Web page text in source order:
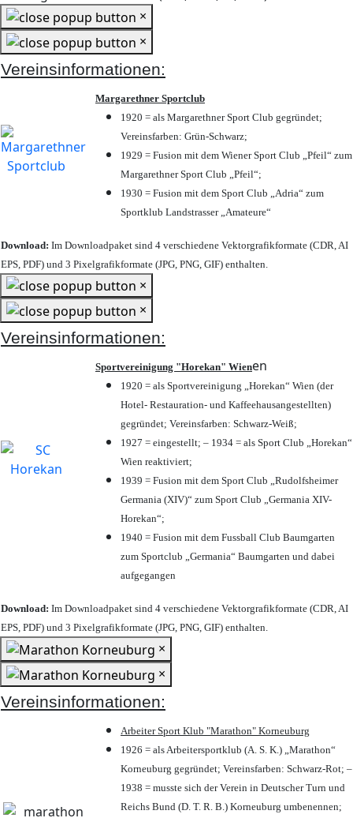
×
×
Vereinsinformationen:
Margarethner Sportclub
1920 = als Margarethner Sport Club gegründet;
Vereinsfarben: Grün-Schwarz;
1929 = Fusion mit dem Wiener Sport Club „Pfeil“ zum
Margarethner Sport Club „Pfeil“;
1930 = Fusion mit dem Sport Club „Adria“ zum
Sportklub Landstrasser „Amateure“
Download: Im Downloadpaket sind 4 verschiedene Vektorgrafikformate (CDR, AI
EPS, PDF) und 3 Pixelgrafikformate (JPG, PNG, GIF) enthalten.
×
×
Vereinsinformationen:
Sportvereinigung "Horekan" Wienen
1920 = als Sportvereinigung „Horekan“ Wien (der
Hotel- Restauration- und Kaffeehausangestellten)
gegründet; Vereinsfarben: Schwarz-Weiß;
1927 = eingestellt; – 1934 = als Sport Club „Horekan“
Wien reaktiviert;
1939 = Fusion mit dem Sport Club „Rudolfsheimer
Germania (XIV)“ zum Sport Club „Germania XIV-
Horekan“;
1940 = Fusion mit dem Fussball Club Baumgarten
zum Sportclub „Germania“ Baumgarten und dabei
aufgegangen
Download: Im Downloadpaket sind 4 verschiedene Vektorgrafikformate (CDR, AI
EPS, PDF) und 3 Pixelgrafikformate (JPG, PNG, GIF) enthalten.
×
×
Vereinsinformationen:
Arbeiter Sport Klub "Marathon" Korneuburg
1926 = als Arbeitersportklub (A. S. K.) „Marathon“
Korneuburg gegründet; Vereinsfarben: Schwarz-Rot; –
1938 = musste sich der Verein in Deutscher Turn und
Reichs Bund (D. T. R. B.) Korneuburg umbenennen;